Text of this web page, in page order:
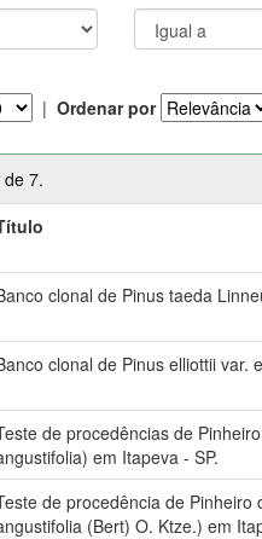
| Ordenar por
7.
clonal de Pinus taeda
clonal de Pinus elliottii var.
de procedências de
em Itapeva - SP.
de procedência de Pinheiro
(Bert) O. Ktze.) em